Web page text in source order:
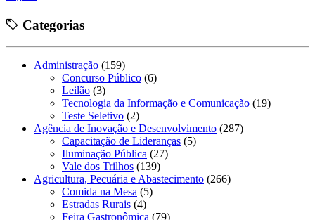
Categorias
Administração (159)
Concurso Público (6)
Leilão (3)
Tecnologia da Informação e Comunicação (19)
Teste Seletivo (2)
Agência de Inovação e Desenvolvimento (287)
Capacitação de Lideranças (5)
Iluminação Pública (27)
Vale dos Trilhos (139)
Agricultura, Pecuária e Abastecimento (266)
Comida na Mesa (5)
Estradas Rurais (4)
Feira Gastronômica (79)